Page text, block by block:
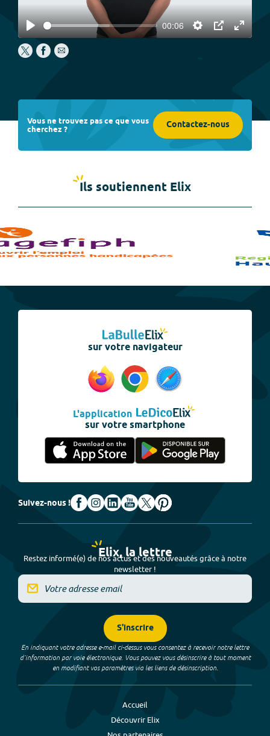
Play
00:06
Settings
PIP
Enter
Vous ne trouvez pas ce que vous
cherchez ? Contactez-nous
Ils soutiennent Elix
sur votre navigateur
L'application
sur votre smartphone
Suivez-nous !
Elix, la lettre
Restez informé(e) de nos actus et des nouveautés grâce à notre
newsletter !
S'inscrire
En indiquant votre adresse e-mail ci-dessus vous consentez à recevoir notre lettre
d’information par voie électronique. Vous pouvez vous désinscrire à tout moment
en modifiant vos paramètres via les liens de désinscription.
Accueil
Découvrir Elix